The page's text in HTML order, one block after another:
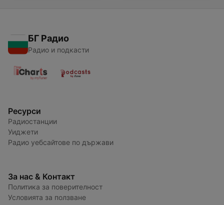
БГ Радио
Радио и подкасти
Ресурси
Радиостанции
Уиджети
Радио уебсайтове по държави
За нас & Контакт
Политика за поверителност
Условията за ползване